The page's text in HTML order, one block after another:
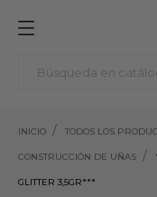
INICIO TODOS LOS
CONSTRUCCIÓN DE UÑAS
GLITTER 3,5GR***